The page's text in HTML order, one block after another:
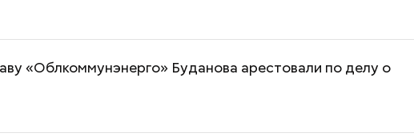
«Облкоммунэнерго» Буданова арестовали по делу о